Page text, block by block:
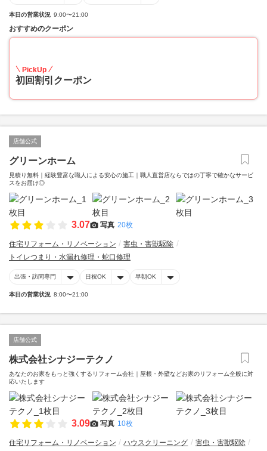
本日の営業状況 9:00〜21:00
おすすめのクーポン
PickUp
初回割引クーポン
店舗公式
グリーンホーム
見積り無料｜経験豊富な職人による安心の施工｜職人直営店ならではの丁寧で確かなサービ
スをお届け◎
3.07 写真 20枚
住宅リフォーム・リノベーション
害虫・害獣駆除
トイレつまり・水漏れ修理・蛇口修理
出張・訪問専門 日祝OK 早朝OK
本日の営業状況 8:00〜21:00
店舗公式
株式会社シナジーテクノ
あなたのお家をもっと強くするリフォーム会社｜屋根・外壁などお家のリフォーム全般に対
応いたします
3.09 写真 10枚
住宅リフォーム・リノベーション ハウスクリーニング
害虫・害獣駆除